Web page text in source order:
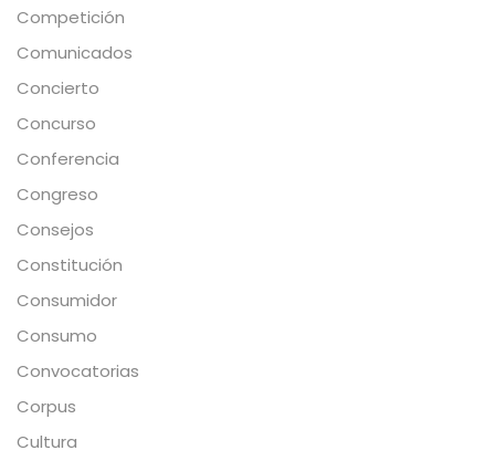
Competición
Comunicados
Concierto
Concurso
Conferencia
Congreso
Consejos
Constitución
Consumidor
Consumo
Convocatorias
Corpus
Cultura